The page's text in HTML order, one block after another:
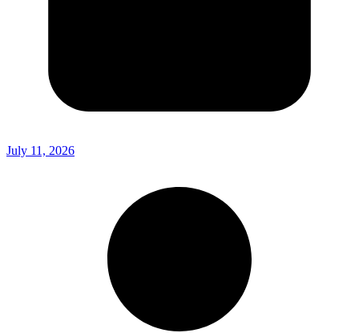
July 11, 2026